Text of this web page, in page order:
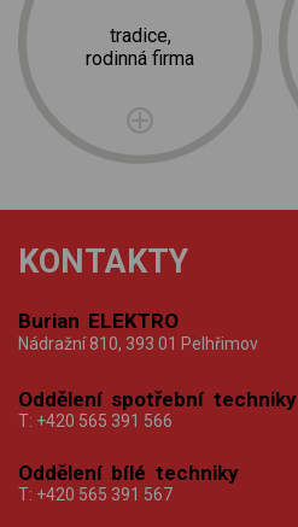
tradice,
rodinná firma
KONTAKTY
Burian ELEKTRO
Nádražní 810, 393 01 Pelhřimov
Oddělení spotřební techniky
T: +420 565 391 566
Oddělení bílé techniky
T: +420 565 391 567